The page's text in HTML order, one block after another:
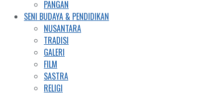
PANGAN
SENI BUDAYA & PENDIDIKAN
NUSANTARA
TRADISI
GALERI
FILM
SASTRA
RELIGI